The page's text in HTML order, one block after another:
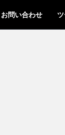
お問い合わせ